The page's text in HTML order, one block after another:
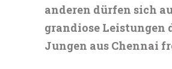
anderen dürfen sich
grandiose Leistungen
Jungen aus Chennai